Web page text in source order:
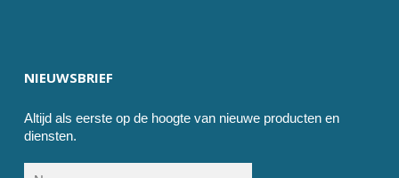
NIEUWSBRIEF
Altijd als eerste op de hoogte van nieuwe producten en
diensten.